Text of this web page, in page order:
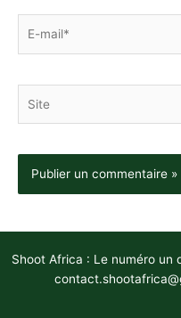
mail*
Shoot Africa : Le numéro un